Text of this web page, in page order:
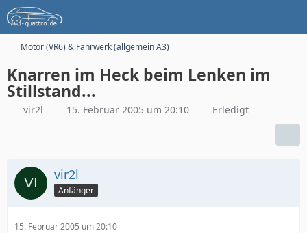
Motor (VR6) & Fahrwerk (allgemein A3)
Knarren im Heck beim Lenken im
Stillstand...
vir2l 15. Februar 2005 um 20:10 Erledigt
vir2l
Anfänger
15. Februar 2005 um 20:10